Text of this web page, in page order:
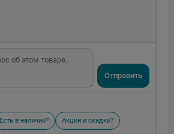
Отправить
Есть в наличии? Акции и скидки?